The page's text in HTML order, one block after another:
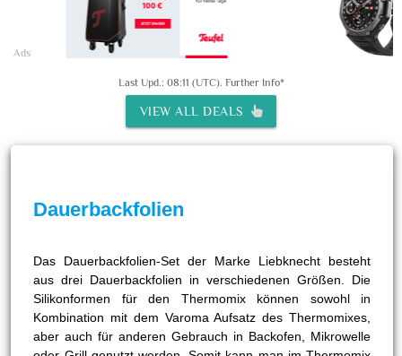
Ads
Last Upd.: 08:11 (UTC). Further Info*
VIEW ALL DEALS
Dauerbackfolien
Das Dauerbackfolien-Set der Marke Liebknecht besteht
aus drei Dauerbackfolien in verschiedenen Größen. Die
Silikonformen für den Thermomix können sowohl in
Kombination mit dem Varoma Aufsatz des Thermomixes,
aber auch für anderen Gebrauch in Backofen, Mikrowelle